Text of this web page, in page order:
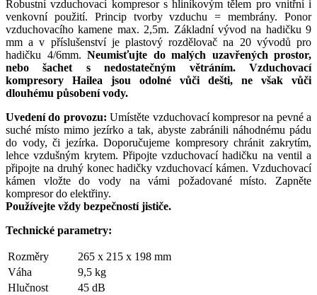
Robustní vzduchovací kompresor s hliníkovým tělem pro vnitřní i
venkovní použití. Princip tvorby vzduchu = membrány. Ponor
vzduchovacího kamene max. 2,5m. Základní vývod na hadičku 9
mm a v příslušenství je plastový rozdělovač na 20 vývodů pro
hadičku 4/6mm. Neumisťujte do malých uzavřených prostor,
nebo šachet s nedostatečným větráním. Vzduchovací
kompresory Hailea jsou odolné vůči dešti, ne však vůči
dlouhému působení vody.
Uvedení do provozu: Umístěte vzduchovací kompresor na pevné a
suché místo mimo jezírko a tak, abyste zabránili náhodnému pádu
do vody, či jezírka. Doporučujeme kompresory chránit zakrytím,
lehce vzdušným krytem. Připojte vzduchovací hadičku na ventil a
připojte na druhý konec hadičky vzduchovací kámen. Vzduchovací
kámen vložte do vody na vámi požadované místo. Zapněte
kompresor do elektřiny.
Používejte vždy bezpečností jističe.
Technické parametry:
Rozměry
265 x 215 x 198 mm
Váha
9,5 kg
Hlučnost
45 dB